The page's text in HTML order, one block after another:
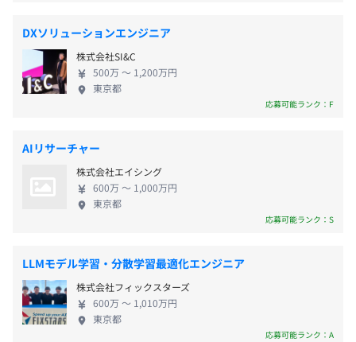
昇給：年1回（6月）
災保険）
・団体扱保険
2カ月（期間中、条件の変更はありません）
のものづくり、そして事業の原点である二輪事業。
「需要のあるところで生産する」という理念のも
と、各国や地域に根づいたものづくりを実践し、累
計4億台以上の二輪車をお客様にお届けしています。
2021年は新型コロナウイルス感染症の影響を受ける
た。 2021年秋以降、日常の扱いやすさと長距離走行
の快適さを両立した新型スポーツツアラー
「NT1100」を欧州で販売開始し、日本、中国やアジ
アでも販売しています。また、世界的に関心の高まる
環境問題への対策として、すでに販売している電動
の販売を開始し、Honda e: ビジネスバイクのライン
ナップを充実させるなど、世界中のお客さまの期待
に応えながら二輪市場の新しい可能性を切りひら
き、リーディングカンパニーとして世界を牽引して
DXソリューションエンジニア
株式会社SI&C
500万 〜 1,200万円
東京都
応募可能ランク：F
AIリサーチャー
株式会社エイシング
600万 〜 1,000万円
東京都
応募可能ランク：S
LLMモデル学習・分散学習最適化エンジニア
株式会社フィックスターズ
600万 〜 1,010万円
東京都
応募可能ランク：A